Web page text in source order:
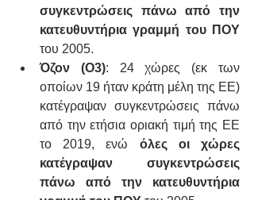
συγκεντρώσεις πάνω από την
κατευθυντήρια γραμμή του ΠΟΥ
του 2005.
Όζον (O3): 24 χώρες (εκ των
οποίων 19 ήταν κράτη μέλη της ΕΕ)
κατέγραψαν συγκεντρώσεις πάνω
από την ετήσια οριακή τιμή της ΕΕ
το 2019, ενώ όλες οι χώρες
κατέγραψαν συγκεντρώσεις
πάνω από την κατευθυντήρια